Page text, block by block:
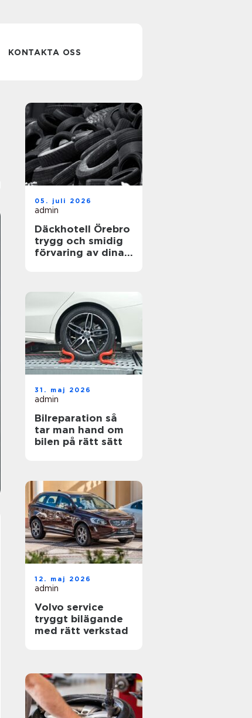
KONTAKTA OSS
05. juli 2026
admin
Däckhotell Örebro
trygg och smidig
förvaring av dina
31. maj 2026
admin
Bilreparation så
tar man hand om
bilen på rätt sätt
12. maj 2026
admin
Volvo service
tryggt bilägande
med rätt verkstad